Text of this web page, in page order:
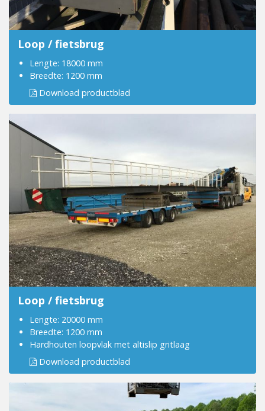
Loop / fietsbrug
Lengte: 18000 mm
Breedte: 1200 mm
Download productblad
Loop / fietsbrug
Lengte: 20000 mm
Breedte: 1200 mm
Hardhouten loopvlak met altislip gritlaag
Download productblad